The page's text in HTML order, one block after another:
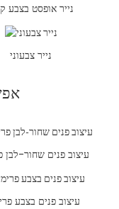
נייר אופסט בצבע
נייר צבעוני
עיצוב פנים שחור-לבן
עיצוב פנים בצבע